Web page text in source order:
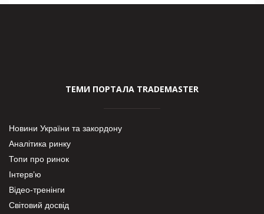
ТЕМИ ПОРТАЛА TRADEMASTER
Новини України та закордону
Аналітика ринку
Топи про ринок
Інтерв’ю
Відео-тренінги
Світовий досвід